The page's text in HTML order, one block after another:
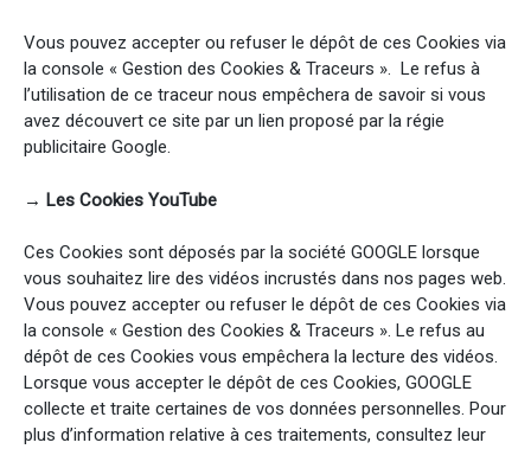
Vous pouvez accepter ou refuser le dépôt de ces Cookies via
la console « Gestion des Cookies & Traceurs ». Le refus à
l’utilisation de ce traceur nous empêchera de savoir si vous
avez découvert ce site par un lien proposé par la régie
publicitaire Google.
→ Les Cookies YouTube
Ces Cookies sont déposés par la société GOOGLE lorsque
vous souhaitez lire des vidéos incrustés dans nos pages web.
Vous pouvez accepter ou refuser le dépôt de ces Cookies via
la console « Gestion des Cookies & Traceurs ». Le refus au
dépôt de ces Cookies vous empêchera la lecture des vidéos.
Lorsque vous accepter le dépôt de ces Cookies, GOOGLE
collecte et traite certaines de vos données personnelles. Pour
plus d’information relative à ces traitements, consultez leur